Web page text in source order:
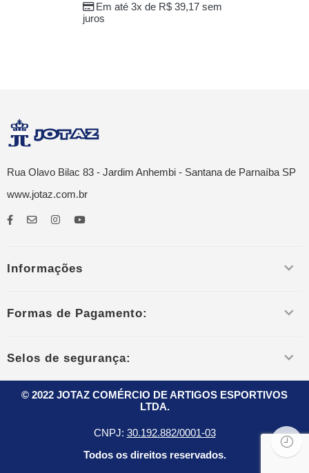
Em até 3x de R$ 39,17 sem
juros
Rua Olavo Bilac 83 - Jardim Anhembi - Santana de Parnaíba SP
www.jotaz.com.br
Informações
Formas de Pagamento:
Selos de segurança:
© 2022 JOTAZ COMÉRCIO DE ARTIGOS ESPORTIVOS
LTDA.
CNPJ: 30.192.882/0001-03
Todos os direitos reservados.